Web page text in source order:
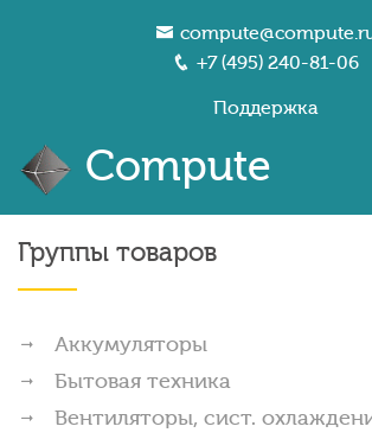
+7 (495) 240-81-06
Поддержка
Compute
Группы товаров
Аккумуляторы
Бытовая техника
Вентиляторы, сист.